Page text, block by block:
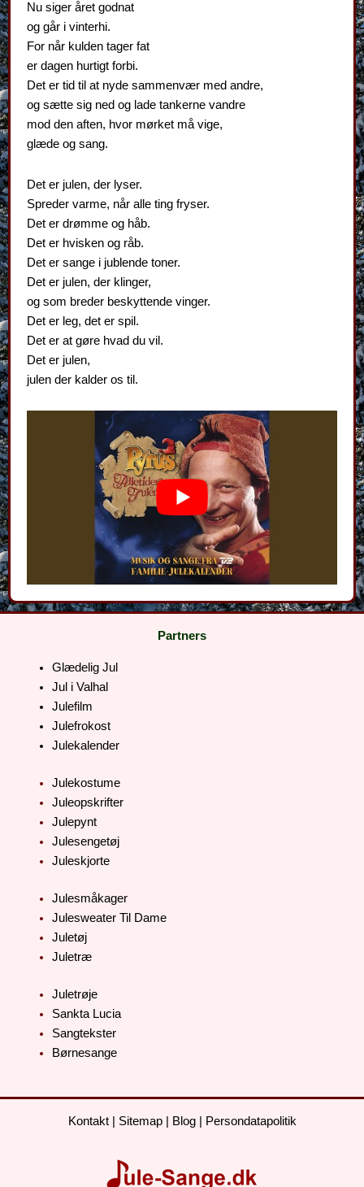
Nu siger året godnat
og går i vinterhi.
For når kulden tager fat
er dagen hurtigt forbi.
Det er tid til at nyde sammenvær med andre,
og sætte sig ned og lade tankerne vandre
mod den aften, hvor mørket må vige,
glæde og sang.
Det er julen, der lyser.
Spreder varme, når alle ting fryser.
Det er drømme og håb.
Det er hvisken og råb.
Det er sange i jublende toner.
Det er julen, der klinger,
og som breder beskyttende vinger.
Det er leg, det er spil.
Det er at gøre hvad du vil.
Det er julen,
julen der kalder os til.
Partners
Glædelig Jul
Jul i Valhal
Julefilm
Julefrokost
Julekalender
Julekostume
Juleopskrifter
Julepynt
Julesengetøj
Juleskjorte
Julesmåkager
Julesweater Til Dame
Juletøj
Juletræ
Juletrøje
Sankta Lucia
Sangtekster
Børnesange
Kontakt| Sitemap| Blog| Persondatapolitik